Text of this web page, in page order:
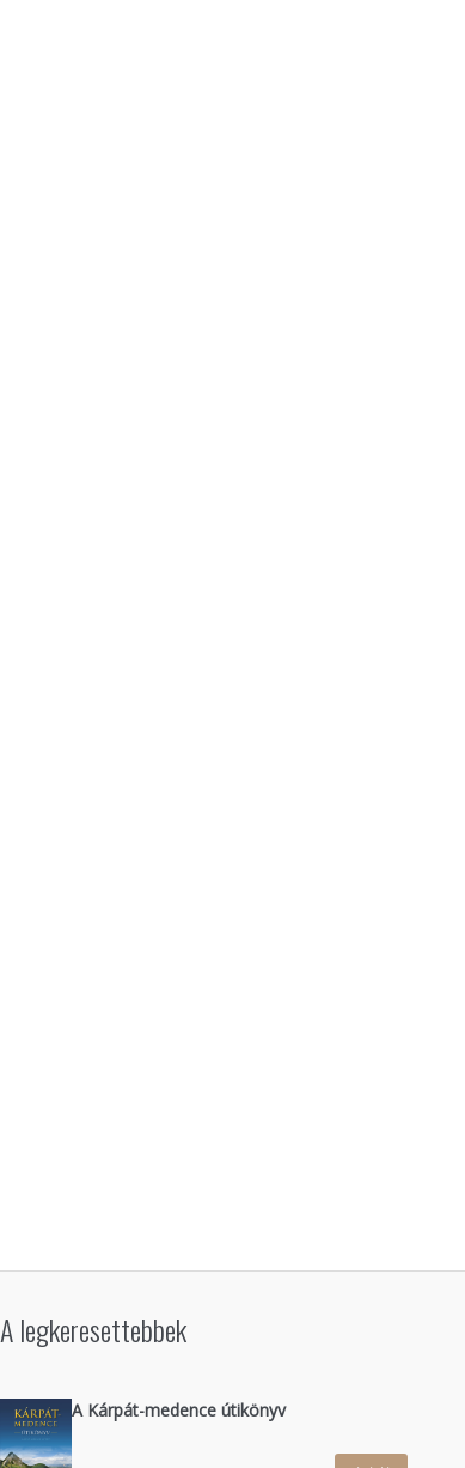
A legkeresettebbek
A Kárpát-medence útikönyv